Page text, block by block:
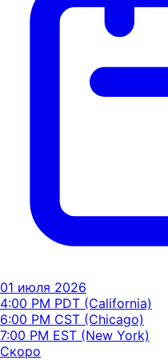
01 июля 2026
4:00 PM PDT (California)
6:00 PM CST (Chicago)
7:00 PM EST (New York)
Скоро